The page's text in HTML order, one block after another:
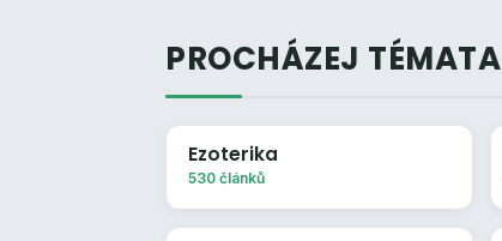
PROCHÁZEJ TÉMATA
Ezoterika
530 článků